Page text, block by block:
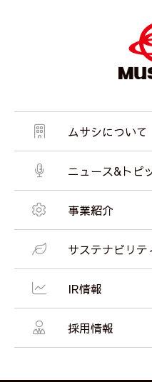
ムサシについて
ニュース&トピ
事業紹介
サステナビリテ
IR情報
採用情報